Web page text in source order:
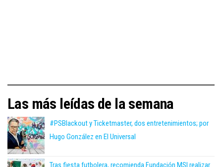
Las más leídas de la semana
#PSBlackout y Ticketmaster, dos entretenimientos; por
Hugo González en El Universal